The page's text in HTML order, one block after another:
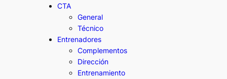
CTA
General
Técnico
Entrenadores
Complementos
Dirección
Entrenamiento